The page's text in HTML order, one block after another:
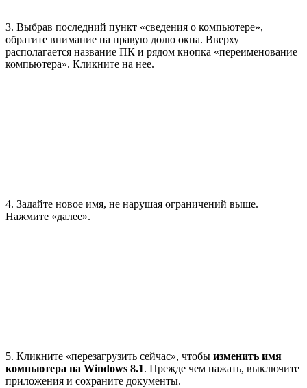
3. Выбрав последний пункт «сведения о компьютере»,
обратите внимание на правую долю окна. Вверху
располагается название ПК и рядом кнопка «переименование
компьютера». Кликните на нее.
4. Задайте новое имя, не нарушая ограничений выше.
Нажмите «далее».
5. Кликните «перезагрузить сейчас», чтобы изменить имя
компьютера на Windows 8.1. Прежде чем нажать, выключите
приложения и сохраните документы.